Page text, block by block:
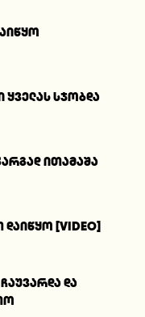
სჯობდა
ითამაშა
[VIDEO]
და